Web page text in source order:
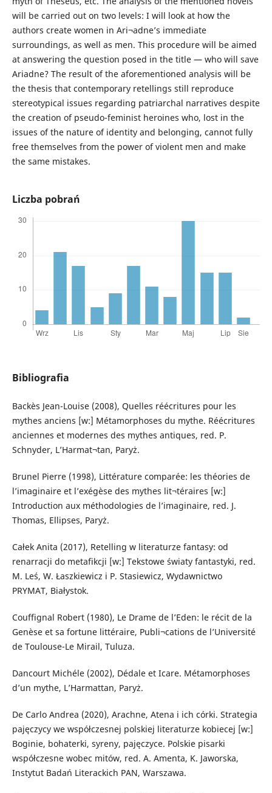
will be carried out on two levels: I will look at how the
authors create women in Ari¬adne’s immediate
surroundings, as well as men. This procedure will be aimed
at answering the question posed in the title — who will save
Ariadne? The result of the aforementioned analysis will be
the thesis that contemporary retellings still reproduce
stereotypical issues regarding patriarchal narratives despite
the creation of pseudo-feminist heroines who, lost in the
issues of the nature of identity and belonging, cannot fully
free themselves from the power of violent men and make
the same mistakes.
Liczba pobrań
Bibliografia
Backès Jean-Louise (2008), Quelles réécritures pour les
mythes anciens [w:] Métamorphoses du mythe. Réécritures
anciennes et modernes des mythes antiques, red. P.
Schnyder, L’Harmat¬tan, Paryż.
Brunel Pierre (1998), Littérature comparée: les théories de
l’imaginaire et l’exégèse des mythes lit¬téraires [w:]
Introduction aux méthodologies de l’imaginaire, red. J.
Thomas, Ellipses, Paryż.
Całek Anita (2017), Retelling w literaturze fantasy: od
renarracji do metafikcji [w:] Tekstowe światy fantastyki, red.
M. Leś, W. Łaszkiewicz i P. Stasiewicz, Wydawnictwo
PRYMAT, Białystok.
Couffignal Robert (1980), Le Drame de l’Eden: le récit de la
Genèse et sa fortune littéraire, Publi¬cations de l’Université
de Toulouse-Le Mirail, Tuluza.
Dancourt Michéle (2002), Dédale et Icare. Métamorphoses
d’un mythe, L’Harmattan, Paryż.
De Carlo Andrea (2020), Arachne, Atena i ich córki. Strategia
pajęczycy we współczesnej polskiej literaturze kobiecej [w:]
Boginie, bohaterki, syreny, pajęczyce. Polskie pisarki
współczesne wobec mitów, red. A. Amenta, K. Jaworska,
Instytut Badań Literackich PAN, Warszawa.